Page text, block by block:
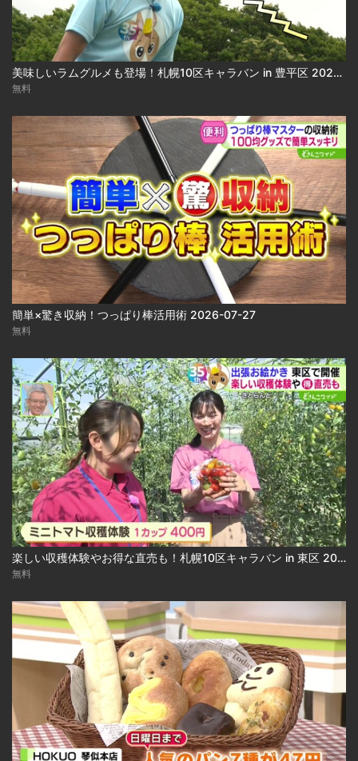
美味しいラムグルメも登場！札幌10区キャラバン in 豊平区 2026-07-31
無料
簡単×驚き収納！つっぱり棒活用術 2026-07-27
無料
楽しい収穫体験やお得な直売も！札幌10区キャラバン in 東区 2026-07-27
無料